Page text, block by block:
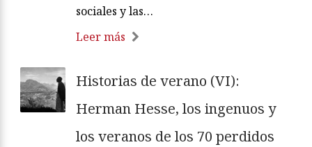
sociales y las…
Leer más
Historias de verano (VI):
Herman Hesse, los ingenuos y
los veranos de los 70 perdidos